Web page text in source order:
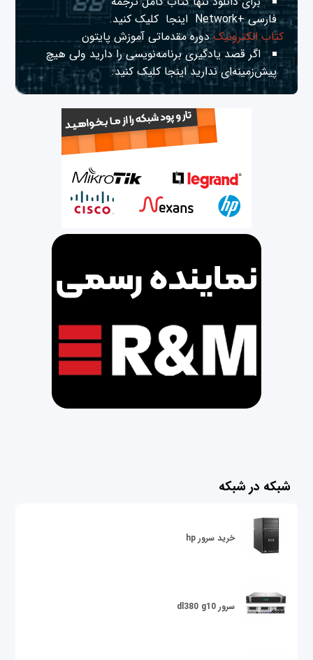
فارسی +Network
اینجا کلیک کنید.
کتاب الکترونیکدوره مقدماتی آموزش پایتون
اگر قصد یادگیری برنامه‌نویسی را دارید ولی هیچ
پیش‌زمینه‌ای نداریداینجا کلیک کنید.
شبکه در شبکه
خرید سرور hp
سرور dl380 g10